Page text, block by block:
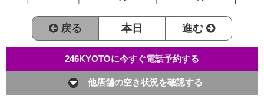
戻る 本日 進む
246KYOTOに今すぐ電話予約する
他店舗の空き状況を確認する